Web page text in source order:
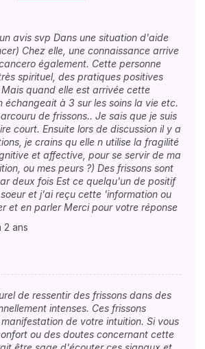
avis svp Dans une situation d'aide
Chez elle, une connaissance arrive
également. Cette personne
spirituel, des pratiques positives
quand elle est arrivée cette
échangeait à 3 sur les soins la vie etc.
de frissons.. Je sais que je suis
court. Ensuite lors de discussion il y a
je crains qu elle n utilise la fragilité
et affective, pour se servir de ma
ou mes peurs ?) Des frissons sont
deux fois Est ce quelqu'un de positif
et j'ai reçu cette 'information ou
et en parler Merci pour votre réponse
2 ans
de ressentir des frissons dans des
intenses. Ces frissons
de votre intuition. Si vous
ou des doutes concernant cette